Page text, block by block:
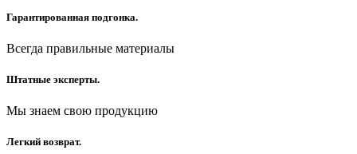
Гарантированная подгонка.
Всегда правильные материалы
Штатные эксперты.
Мы знаем свою продукцию
Легкий возврат.